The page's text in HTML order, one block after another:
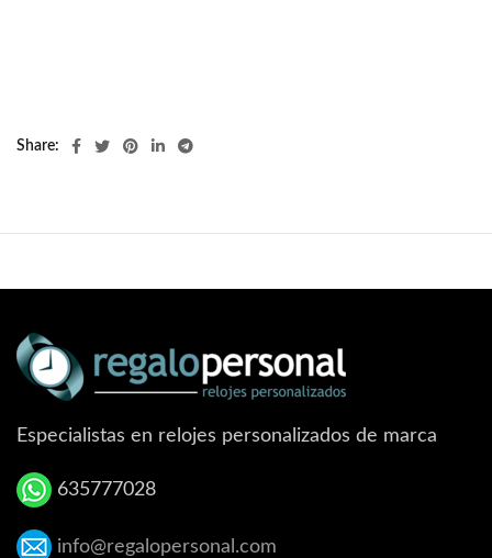
Share
Especialistas en relojes personalizados de marca
635777028
info@regalopersonal.com